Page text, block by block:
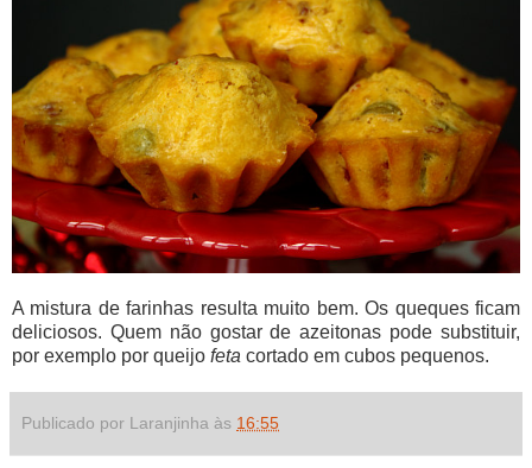
A mistura de farinhas resulta muito bem. Os queques ficam
deliciosos. Quem não gostar de azeitonas pode substituir,
por exemplo por queijo feta cortado em cubos pequenos.
Publicado por Laranjinha às 16:55